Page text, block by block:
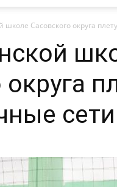
Сасовского округа
сети